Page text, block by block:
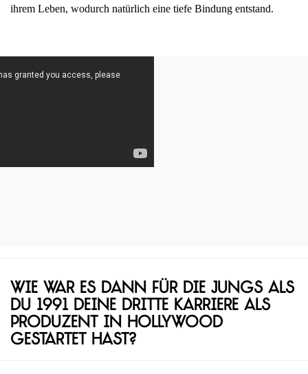
ihrem Leben, wodurch natürlich eine tiefe Bindung entstand.
Wie war es dann für die Jungs als
du 1991 deine dritte Karriere als
Produzent in Hollywood
gestartet hast?